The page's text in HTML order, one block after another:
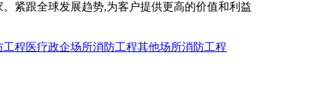
紧跟全球发展趋势,为客户提供更高的价值和利益
工程医疗政企场所消防工程其他场所消防工程